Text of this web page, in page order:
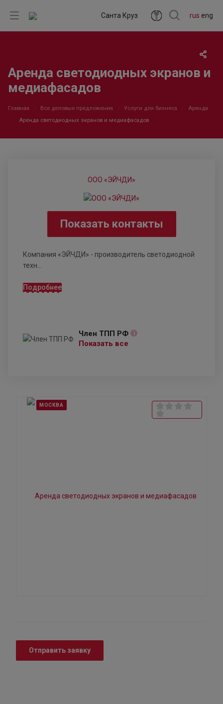
rus eng
Санта Круз
Аренда светодиодных экранов и
медиафасадов
Главная Все деловые предложения Услуги для бизнеса
Аренда
Аренда светодиодных экранов и медиафасадов
ООО «ЭЙЧДИ»
Показать контакты
Компания «ЭЙЧДИ» - производитель светодиодной
техн...
Подробнее
Член ТПП РФ i
Показать все
МОСКВА
Отправить заявку